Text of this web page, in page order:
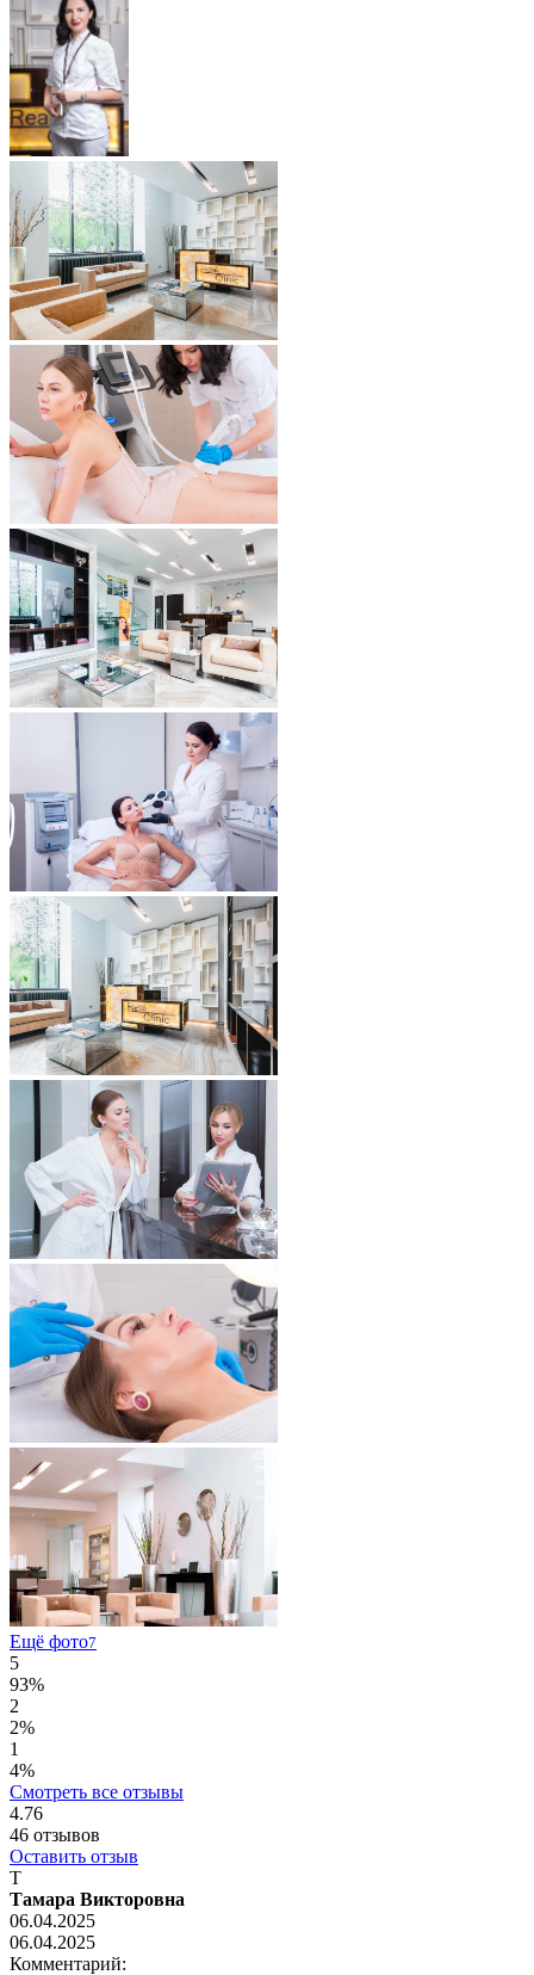
Ещё фото7
5
93%
2
2%
1
4%
Смотреть все отзывы
4.76
46 отзывов
Оставить отзыв
Т
Тамара Викторовна
06.04.2025
06.04.2025
Комментарий: